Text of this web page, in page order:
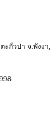
ะกั่วป่า จ.พังงา,